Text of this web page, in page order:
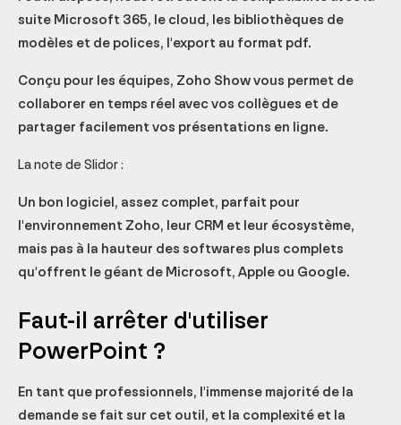
suite Microsoft 365, le cloud, les bibliothèques de
modèles et de polices, l'export au format pdf.
Conçu pour les équipes, Zoho Show vous permet de
collaborer en temps réel avec vos collègues et de
partager facilement vos présentations en ligne.
La note de Slidor :
Un bon logiciel, assez complet, parfait pour
l'environnement Zoho, leur CRM et leur écosystème,
mais pas à la hauteur des softwares plus complets
qu'offrent le géant de Microsoft, Apple ou Google.
Faut-il arrêter d'utiliser
PowerPoint ?
En tant que professionnels, l'immense majorité de la
demande se fait sur cet outil, et la complexité et la